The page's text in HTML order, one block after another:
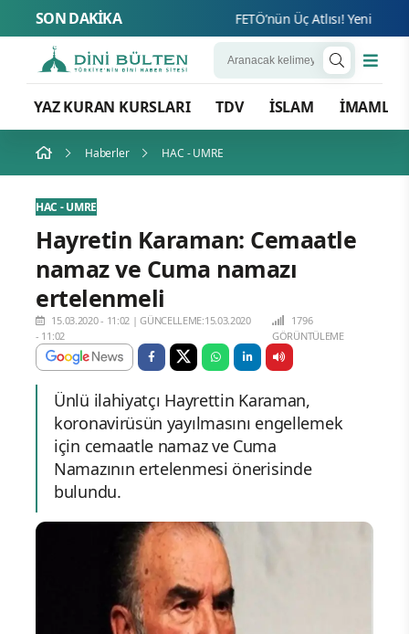
SON DAKİKA FETÖ’nün Üç Atlısı! Yeni
YAZ KURAN KURSLARI TDV İSLAM İMAMLAR
Haberler HAC - UMRE
HAC - UMRE
Hayretin Karaman: Cemaatle
namaz ve Cuma namazı
ertelenmeli
15.03.2020 - 11:02 |GÜNCELLEME:15.03.2020
- 11:02
1796
GÖRÜNTÜLEME
Ünlü ilahiyatçı Hayrettin Karaman,
koronavirüsün yayılmasını engellemek
için cemaatle namaz ve Cuma
Namazının ertelenmesi önerisinde
bulundu.